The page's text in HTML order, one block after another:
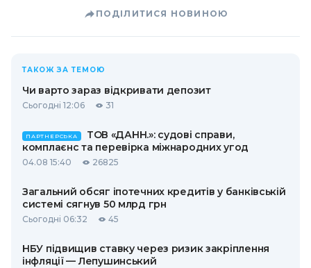
ПОДІЛИТИСЯ НОВИНОЮ
ТАКОЖ ЗА ТЕМОЮ
Чи варто зараз відкривати депозит
Сьогодні 12:06 31
ПАРТНЕРСЬКА
ТОВ «ДАНН.»: судові справи,
комплаєнс та перевірка міжнародних угод
04.08 15:40 26825
Загальний обсяг іпотечних кредитів у банківській
системі сягнув 50 млрд грн
Сьогодні 06:32 45
НБУ підвищив ставку через ризик закріплення
інфляції — Лепушинський